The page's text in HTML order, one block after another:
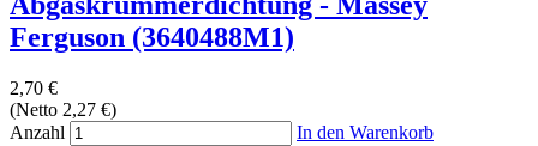
Ferguson (3640488M1)
2,70 €
(Netto 2,27 €)
Anzahl
In den Warenkorb